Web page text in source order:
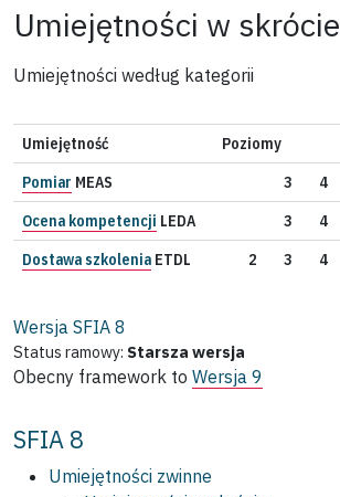
Umiejętności w skrócie
Umiejętności według kategorii
Umiejętność
Poziomy
Pomiar MEAS 3 4
Ocena kompetencji LEDA 3 4
Dostawa szkolenia ETDL 2 3 4
Wersja SFIA 8
Status ramowy: Starsza wersja
Obecny framework to Wersja 9
SFIA 8
Umiejętności zwinne